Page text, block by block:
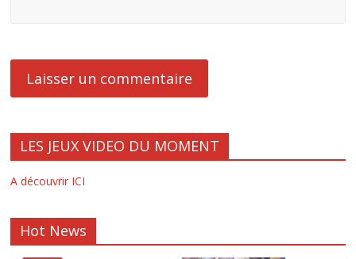
LES JEUX VIDEO DU MOMENT
A découvrir ICI
Hot News